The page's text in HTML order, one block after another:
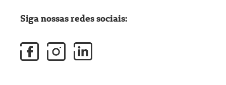
Siga nossas redes sociais: